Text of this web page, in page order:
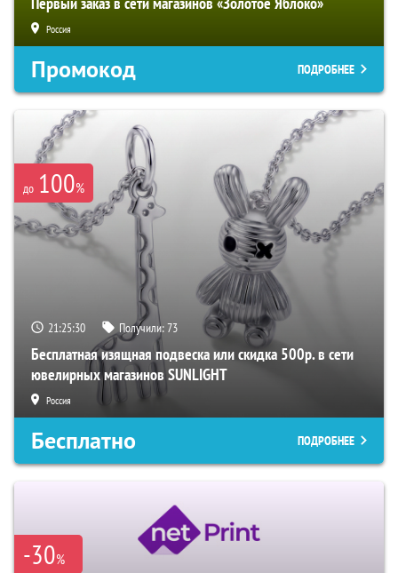
Россия
Промокод ПОДРОБНЕЕ
до 100%
21:25:29 Получили:73
Бесплатная изящная подвеска или скидка 500р. в сети
ювелирных магазинов SUNLIGHT
Россия
Бесплатно ПОДРОБНЕЕ
-30%